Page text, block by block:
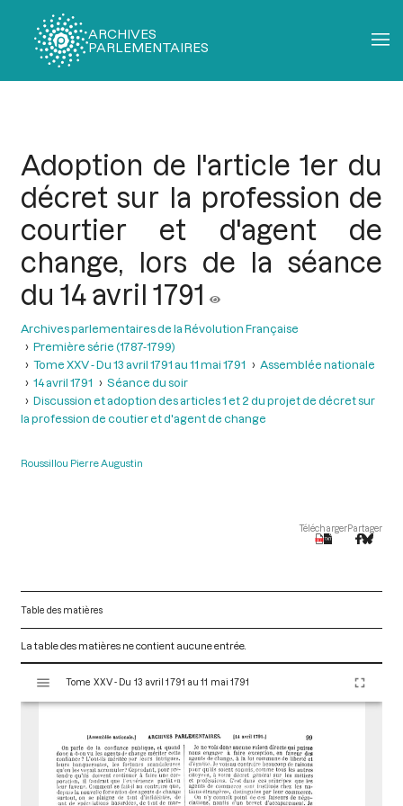
ARCHIVES
PARLEMENTAIRES
Adoption de l'article 1er du
décret sur la profession de
courtier et d'agent de
change, lors de la séance
du 14 avril 1791
Archives parlementaires de la Révolution Française
Première série (1787-1799)
Tome XXV - Du 13 avril 1791 au 11 mai 1791
Assemblée nationale
14 avril 1791
Séance du soir
Discussion et adoption des articles 1 et 2 du projet de décret sur
la profession de coutier et d'agent de change
Roussillou Pierre Augustin
TéléchargerPartager
Table des matières
La table des matières ne contient aucune entrée.
s
Tome XXV - Du 13 avril 1791 au 11 mai 1791